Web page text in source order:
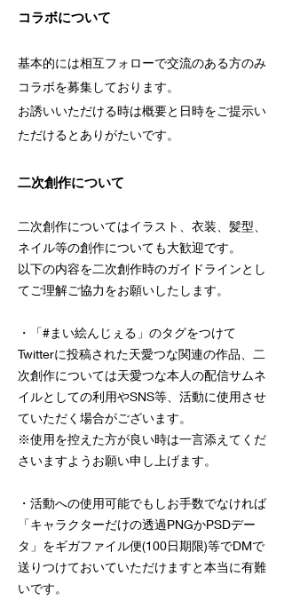
コラボについて
基本的には相互フォローで交流のある方のみ
コラボを募集しております。
お誘いいただける時は概要と日時をご提示い
ただけるとありがたいです。
二次創作について
二次創作についてはイラスト、衣装、髪型、
ネイル等の創作についても大歓迎です。
以下の内容を二次創作時のガイドラインとし
てご理解ご協力をお願いしたします。
・「#まい絵んじぇる」のタグをつけて
Twitterに投稿された天愛つな関連の作品、二
次創作については天愛つな本人の配信サムネ
イルとしての利用やSNS等、活動に使用させ
ていただく場合がございます。
※使用を控えた方が良い時は一言添えてくだ
さいますようお願い申し上げます。​
・活動への使用可能でもしお手数でなければ
「キャラクターだけの透過PNGかPSDデー
タ」をギガファイル便(100日期限)等でDMで
送りつけておいていただけますと本当に有難
いです。